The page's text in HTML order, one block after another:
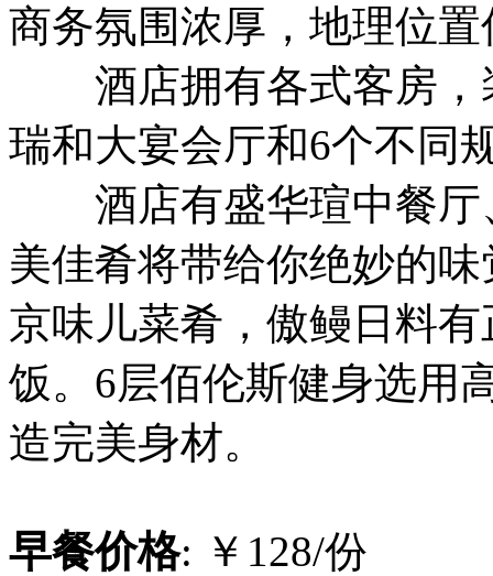
商务氛围浓厚，地理位
酒店拥有各式客房，
瑞和大宴会厅和6个不同
酒店有盛华瑄中餐厅
美佳肴将带给你绝妙的
京味儿菜肴，傲鳗日料
饭。6层佰伦斯健身选用
造完美身材。
早餐价格: ￥128/份